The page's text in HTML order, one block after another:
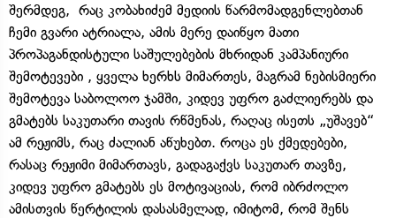
შერმდეგ, რაც კობახიძემ მედიის წარმომადგენლებთან
ჩემი გვარი ატრიალა, ამის მერე დაიწყო მათი
პროპაგანდისტული საშულებების მხრიდან კამპანიური
შემოტევები , ყველა ხერხს მიმართეს, მაგრამ ნებისმიერი
შემოტევა საბოლოო ჯამში, კიდევ უფრო გაძლიერებს და
გმატებს საკუთარი თავის რწმენას, რაღაც ისეთს „უშავებ“
ამ რეჟიმს, რაც ძალიან აწუხებთ. როცა ეს ქმედებები,
რასაც რეჟიმი მიმართავს, გადაგაქვს საკუთარ თავზე,
კიდევ უფრო გმატებს ეს მოტივაციას, რომ იბრძოლო
ამისთვის წერტილის დასასმელად, იმიტომ, რომ შენს